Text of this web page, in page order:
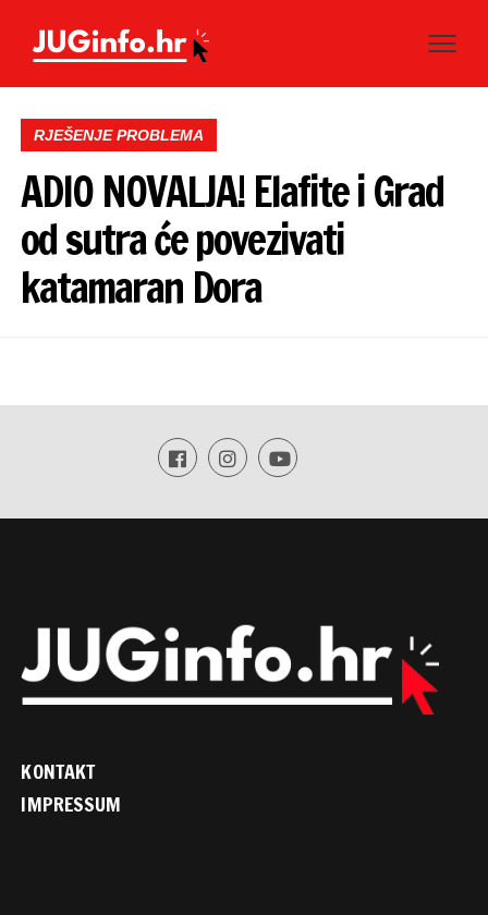
RJEŠENJE PROBLEMA
ADIO NOVALJA! Elafite i Grad
od sutra će povezivati
katamaran Dora
KONTAKT
IMPRESSUM